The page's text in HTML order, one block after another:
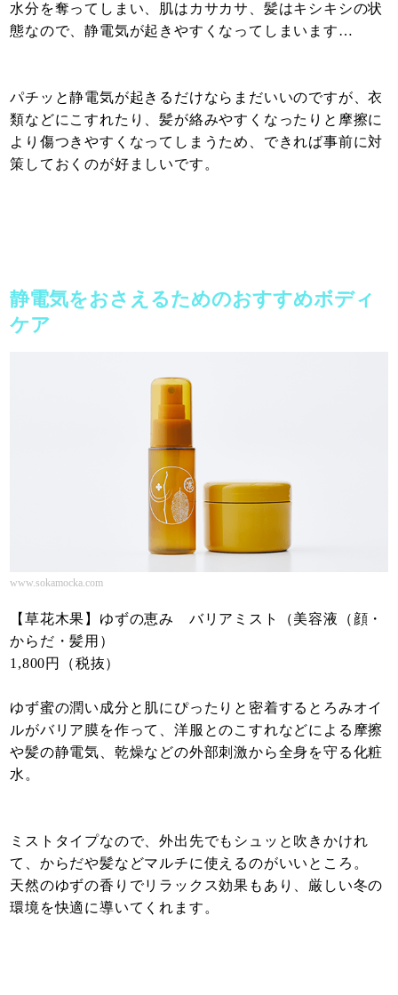
水分を奪ってしまい、肌はカサカサ、髪はキシキシの状
態なので、静電気が起きやすくなってしまいます…
パチッと静電気が起きるだけならまだいいのですが、衣
類などにこすれたり、髪が絡みやすくなったりと摩擦に
より傷つきやすくなってしまうため、できれば事前に対
策しておくのが好ましいです。
静電気をおさえるためのおすすめボディ
ケア
www.sokamocka.com
【草花木果】ゆずの恵み バリアミスト（美容液（顔・
からだ・髪用）
1,800円（税抜）
ゆず蜜の潤い成分と肌にぴったりと密着するとろみオイ
ルがバリア膜を作って、洋服とのこすれなどによる摩擦
や髪の静電気、乾燥などの外部刺激から全身を守る化粧
水。
ミストタイプなので、外出先でもシュッと吹きかけれ
て、からだや髪などマルチに使えるのがいいところ。
天然のゆずの香りでリラックス効果もあり、厳しい冬の
環境を快適に導いてくれます。